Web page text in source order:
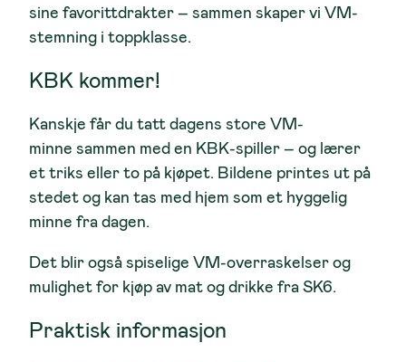
sine favorittdrakter – sammen skaper vi VM-
stemning i toppklasse.
KBK kommer!
Kanskje får du tatt dagens store VM-
minne sammen med en KBK-spiller – og lærer
et triks eller to på kjøpet. Bildene printes ut på
stedet og kan tas med hjem som et hyggelig
minne fra dagen.
Det blir også spiselige VM-overraskelser og
mulighet for kjøp av mat og drikke fra SK6.
Praktisk informasjon